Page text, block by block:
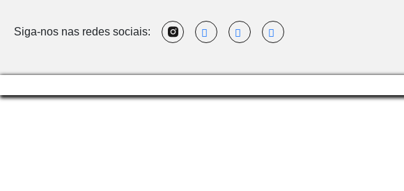
Siga-nos nas redes sociais: